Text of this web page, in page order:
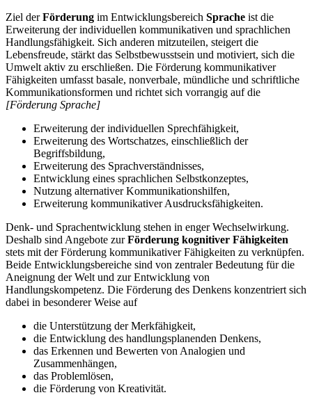
Ziel derFörderung im Entwicklungsbereich Sprache ist die
Erweiterung der individuellen kommunikativen und sprachlichen
Handlungsfähigkeit. Sich anderen mitzuteilen, steigert die
Lebensfreude, stärkt das Selbstbewusstsein und motiviert, sich die
Umwelt aktiv zu erschließen. Die Förderung kommunikativer
Fähigkeiten umfasst basale, nonverbale, mündliche und schriftliche
Kommunikationsformen und richtet sich vorrangig auf die
[Förderung Sprache]
Erweiterung der individuellen Sprechfähigkeit,
Erweiterung des Wortschatzes, einschließlich der
Begriffsbildung,
Erweiterung des Sprachverständnisses,
Entwicklung eines sprachlichen Selbstkonzeptes,
Nutzung alternativer Kommunikationshilfen,
Erweiterung kommunikativer Ausdrucksfähigkeiten.
Denk- und Sprachentwicklung stehen in enger Wechselwirkung.
Deshalb sind Angebote zurFörderung kognitiver Fähigkeiten
stets mit der Förderung kommunikativer Fähigkeiten zu verknüpfen.
Beide Entwicklungsbereiche sind von zentraler Bedeutung für die
Aneignung der Welt und zur Entwicklung von
Handlungskompetenz. Die Förderung des Denkens konzentriert sich
dabei in besonderer Weise auf
die Unterstützung der Merkfähigkeit,
die Entwicklung des handlungsplanenden Denkens,
das Erkennen und Bewerten von Analogien und
Zusammenhängen,
das Problemlösen,
die Förderung von Kreativität.